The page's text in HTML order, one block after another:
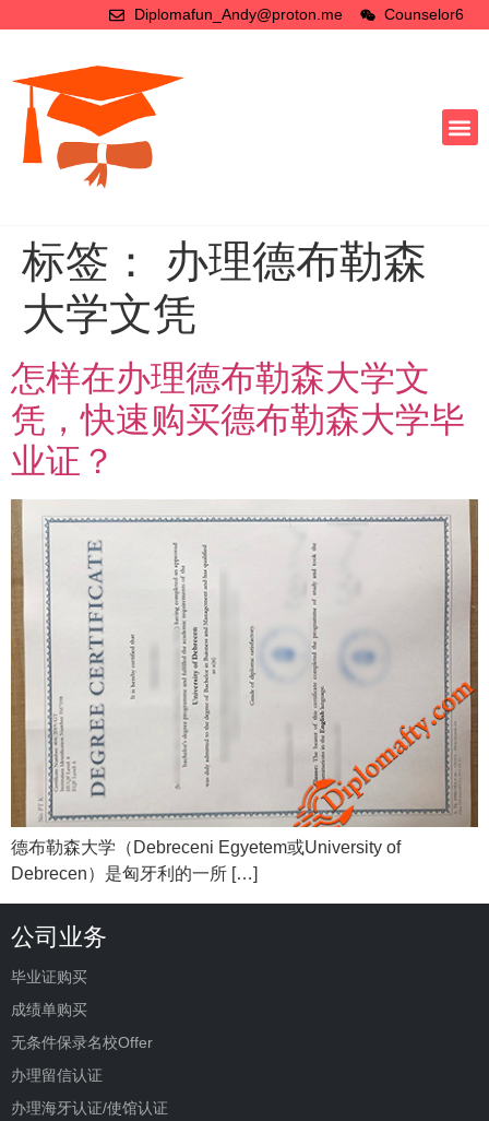
Diplomafun_Andy@proton.me Counselor6
标签： 办理德布勒森
大学文凭
怎样在办理德布勒森大学文
凭，快速购买德布勒森大学毕
业证？
德布勒森大学（Debreceni Egyetem或University of
Debrecen）是匈牙利的一所 […]
公司业务
毕业证购买
成绩单购买
无条件保录名校Offer
办理留信认证
办理海牙认证/使馆认证